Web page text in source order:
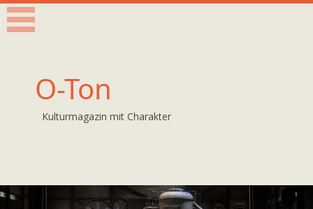
O-Ton
Kulturmagazin mit Charakter